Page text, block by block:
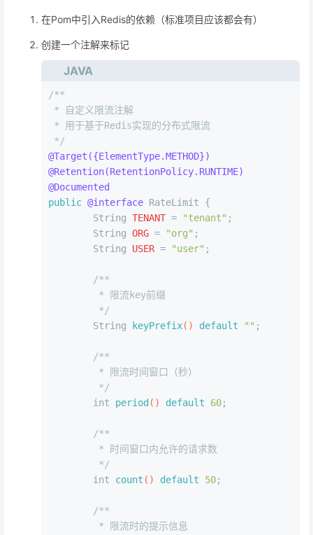
在Pom中引入Redis的依赖（标准项目应该都会有）
创建一个注解来标记
JAVA
/**
* 自定义限流注解
* 用于基于Redis实现的分布式限流
*/
@Target({ElementType.METHOD})
@Retention(RetentionPolicy.RUNTIME)
@Documented
public @interface RateLimit {
String TENANT = "tenant" ;
String ORG = "org" ;
String
USER = "user" ;
/**
	 * 限流key前缀
	 */
	String
keyPrefix() default "" ;
/**
	 * 限流时间窗口（秒）
	 */
int
period () default 60;
/**
	 * 时间窗口内允许的请求数
	 */
int
count () default 50;
/**
	 * 限流时的提示信息